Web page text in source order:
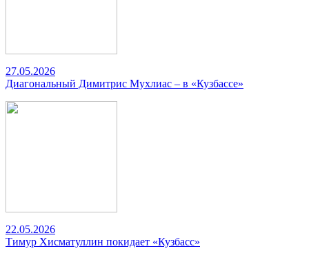
27.05.2026
Диагональный Димитрис Мухлиас – в «Кузбассе»
22.05.2026
Тимур Хисматуллин покидает «Кузбасс»